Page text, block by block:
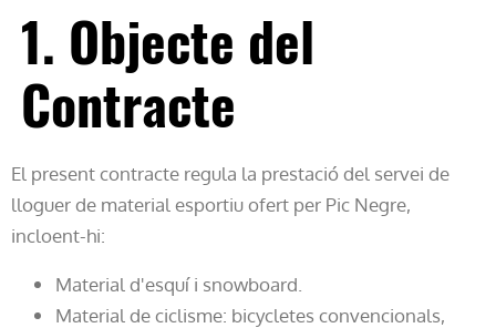
1. Objecte del
Contracte
El present contracte regula la prestació del servei de
lloguer de material esportiu ofert per Pic Negre,
incloent-hi:
Material d'esquí i snowboard.
Material de ciclisme: bicycletes convencionals,